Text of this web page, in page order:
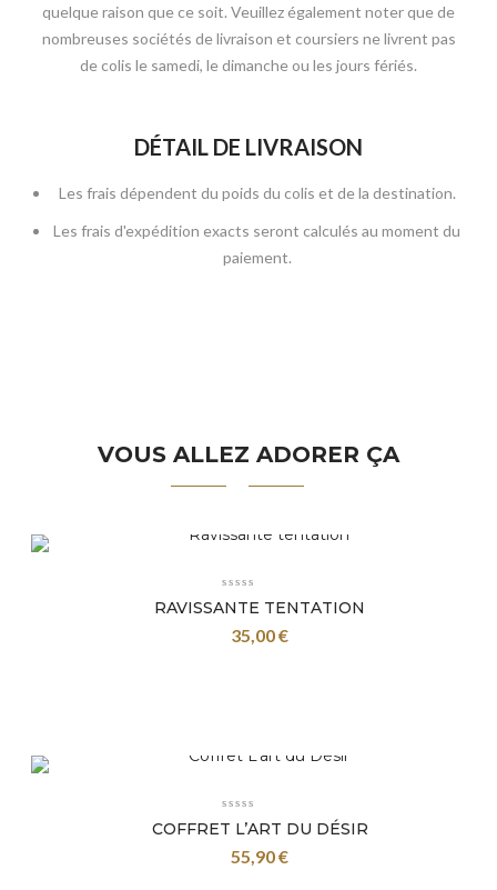
quelque raison que ce soit. Veuillez également noter que de
nombreuses sociétés de livraison et coursiers ne livrent pas
de colis le samedi, le dimanche ou les jours fériés.
DÉTAIL DE LIVRAISON
Les frais dépendent du poids du colis et de la destination.
Les frais d'expédition exacts seront calculés au moment du
paiement.
VOUS ALLEZ ADORER ÇA
RAVISSANTE TENTATION
35,00€
COFFRET L’ART DU DÉSIR
55,90€